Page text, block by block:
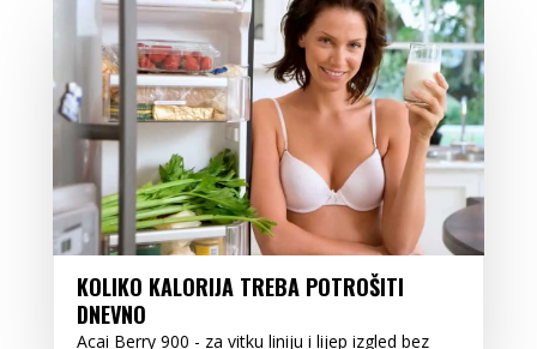
KOLIKO KALORIJA TREBA POTROŠITI
DNEVNO
Acai Berry 900 - za vitku liniju i lijep izgled bez